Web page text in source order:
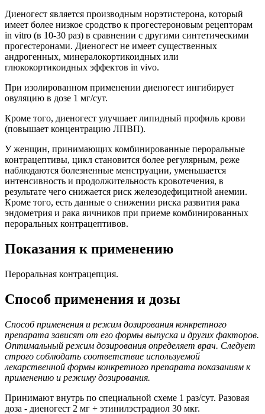
Диеногест является производным норэтистерона, который
имеет более низкое сродство к прогестероновым рецепторам
in vitro (в 10-30 раз) в сравнении с другими синтетическими
прогестеронами. Диеногест не имеет существенных
андрогенных, минералокортикоидных или
глюкокортикоидных эффектов in vivo.
При изолированном применении диеногест ингибирует
овуляцию в дозе 1 мг/сут.
Кроме того, диеногест улучшает липидный профиль крови
(повышает концентрацию ЛПВП).
У женщин, принимающих комбинированные пероральные
контрацептивы, цикл становится более регулярным, реже
наблюдаются болезненные менструации, уменьшается
интенсивность и продолжительность кровотечения, в
результате чего снижается риск железодефицитной анемии.
Кроме того, есть данные о снижении риска развития рака
эндометрия и рака яичников при приеме комбинированных
пероральных контрацептивов.
Показания к применению
Пероральная контрацепция.
Способ применения и дозы
Способ применения и режим дозирования конкретного
препарата зависят от его формы выпуска и других факторов.
Оптимальный режим дозирования определяет врач. Следует
строго соблюдать соответствие используемой
лекарственной формы конкретного препарата показаниям к
применению и режиму дозирования.
Принимают внутрь по специальной схеме 1 раз/сут. Разовая
доза - диеногест 2 мг + этинилэстрадиол 30 мкг.